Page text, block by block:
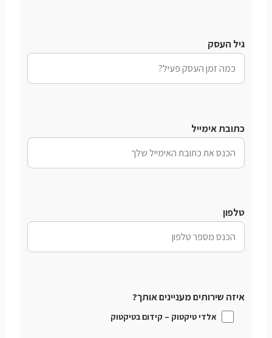
גיל העסק
כתובת אימייל
טלפון
איזה שירותים מעניינים אותך?
אלדי טיקטוק – קידום בטיקטוק